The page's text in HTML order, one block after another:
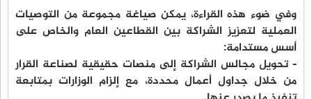
وفي ضوء هذه القراءة، يمكن صياغة مجموعة من التوصيات
العملية لتعزيز الشراكة بين القطاعين العام والخاص على
أسس مستدامة:
- تحويل مجالس الشراكة إلى منصات حقيقية لصناعة القرار
من خلال جداول أعمال محددة، مع إلزام الوزارات بمتابعة